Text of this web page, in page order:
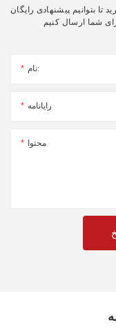
تا بتوانیم پیشنهادی رایگان
نام:
رایانامه
محتوا